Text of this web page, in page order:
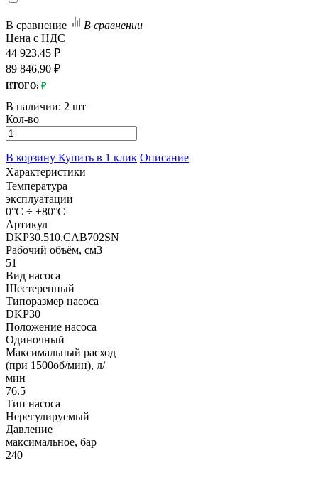
В сравнение
В сравнении
Цена с НДС
44 923.45 ₽
89 846.90 ₽
ИТОГО: ₽
В наличии: 2 шт
Кол-во
В корзину Купить в 1 клик Описание
Характеристики
Температура
эксплуатации
0°C ÷ +80°C
Артикул
DKP30.510.CAB702SN
Рабочий объём, см3
51
Вид насоса
Шестеренный
Типоразмер насоса
DKP30
Положение насоса
Одиночный
Максимальный расход
(при 1500об/мин), л/
мин
76.5
Тип насоса
Нерегулируемый
Давление
максимальное, бар
240